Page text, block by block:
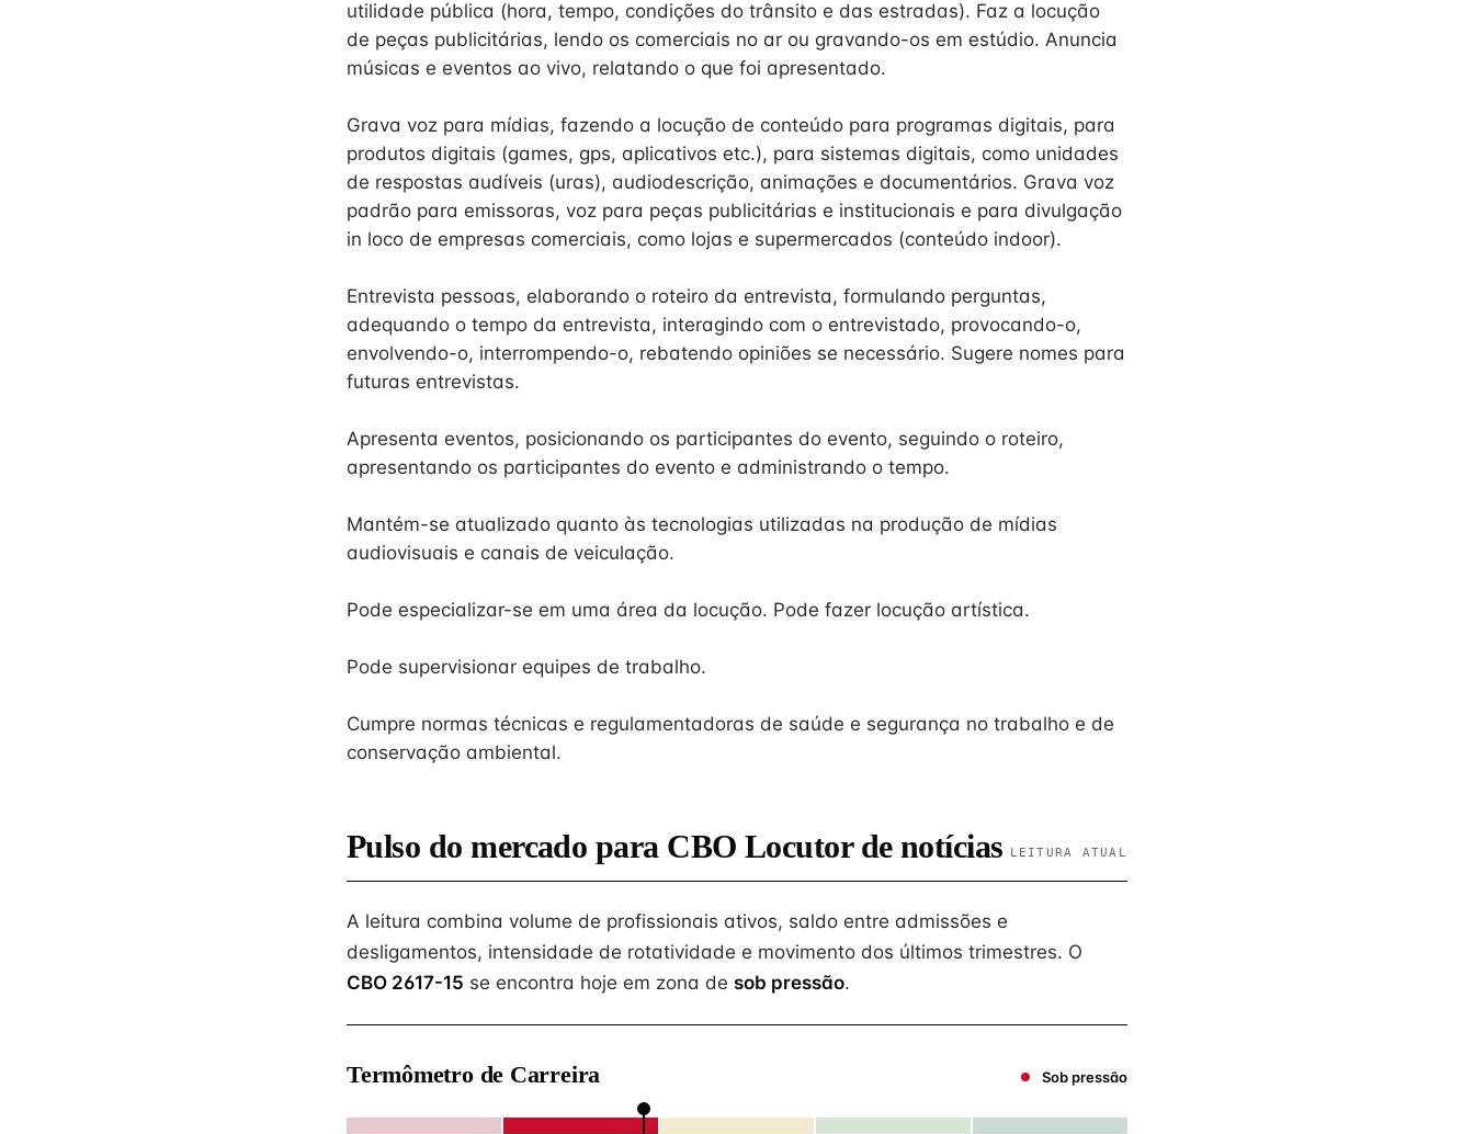
utilidade pública (hora, tempo, condições do trânsito e das estradas). Faz a locução
de peças publicitárias, lendo os comerciais no ar ou gravando-os em estúdio. Anuncia
músicas e eventos ao vivo, relatando o que foi apresentado.
Grava voz para mídias, fazendo a locução de conteúdo para programas digitais, para
produtos digitais (games, gps, aplicativos etc.), para sistemas digitais, como unidades
de respostas audíveis (uras), audiodescrição, animações e documentários. Grava voz
padrão para emissoras, voz para peças publicitárias e institucionais e para divulgação
in loco de empresas comerciais, como lojas e supermercados (conteúdo indoor).
Entrevista pessoas, elaborando o roteiro da entrevista, formulando perguntas,
adequando o tempo da entrevista, interagindo com o entrevistado, provocando-o,
envolvendo-o, interrompendo-o, rebatendo opiniões se necessário. Sugere nomes para
futuras entrevistas.
Apresenta eventos, posicionando os participantes do evento, seguindo o roteiro,
apresentando os participantes do evento e administrando o tempo.
Mantém-se atualizado quanto às tecnologias utilizadas na produção de mídias
audiovisuais e canais de veiculação.
Pode especializar-se em uma área da locução. Pode fazer locução artística.
Pode supervisionar equipes de trabalho.
Cumpre normas técnicas e regulamentadoras de saúde e segurança no trabalho e de
conservação ambiental.
Pulso do mercado para CBO Locutor de notícias LEITURA ATUAL
A leitura combina volume de profissionais ativos, saldo entre admissões e
desligamentos, intensidade de rotatividade e movimento dos últimos trimestres. O
CBO 2617-15 se encontra hoje em zona de sob pressão.
Termômetro de Carreira Sob pressão